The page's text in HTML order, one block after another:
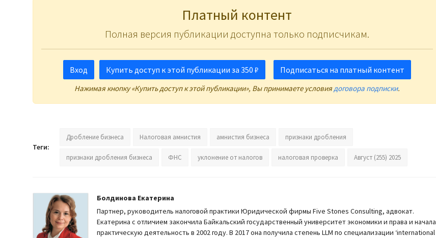
Платный контент
Полная версия публикации доступна только подписчикам.
Вход Купить доступ к этой публикации за 350 ₽ Подписаться на платный контент
Нажимая кнопку «Купить доступ к этой публикации», Вы принимаете условиядоговора подписки.
Теги:
Дробление бизнеса Налоговая амнистия амнистия бизнеса признаки дробления
признаки дробления бизнеса ФНС уклонение от налогов налоговая проверка Август (255) 2025
Болдинова Екатерина
Партнер, руководитель налоговой практики Юридической фирмы Five Stones Consulting, адвокат.
Екатерина с отличием закончила Байкальский государственный университет экономики и права и начала
практическую деятельность в 2002 году. В 2017 она получила степень LLM по специализации ‘international